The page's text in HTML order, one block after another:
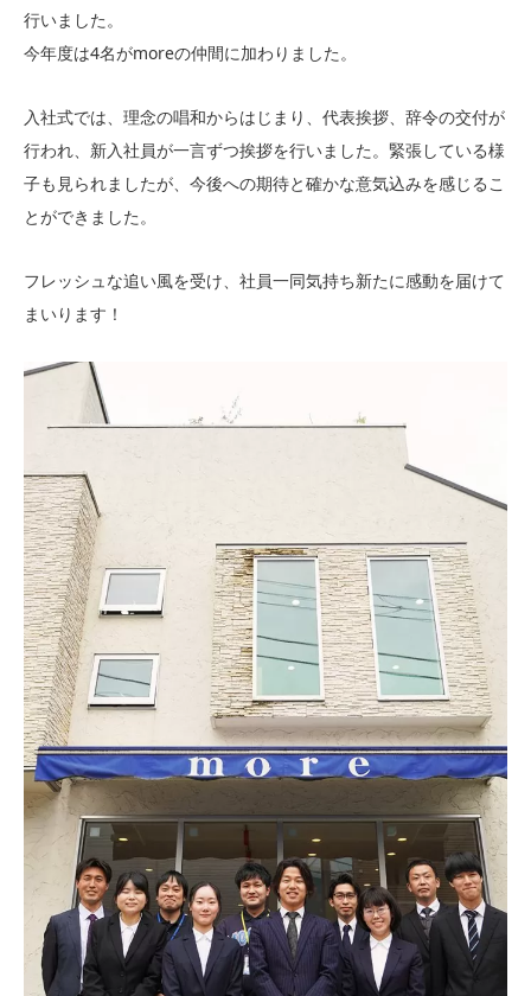
行いました。
今年度は4名がmoreの仲間に加わりました。
入社式では、理念の唱和からはじまり、代表挨拶、辞令の交付が
行われ、新入社員が一言ずつ挨拶を行いました。緊張している様
子も見られましたが、今後への期待と確かな意気込みを感じるこ
とができました。
フレッシュな追い風を受け、社員一同気持ち新たに感動を届けて
まいります！